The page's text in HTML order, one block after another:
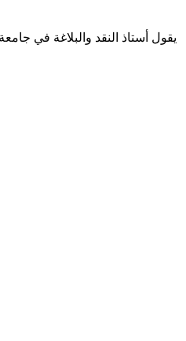
يقول أستاذ النقد والبلاغة في